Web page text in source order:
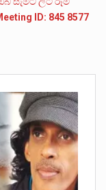
ID: 845 8577